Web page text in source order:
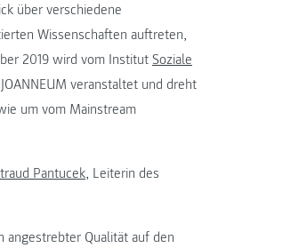
über verschiedene
Wissenschaften auftreten,
2019 wird vom Institut Soziale
veranstaltet und dreht
um vom Mainstream
Pantucek, Leiterin des
angestrebter Qualität auf den